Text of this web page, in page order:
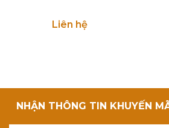
Liên hệ
NHẬN THÔNG TIN KHUYẾN